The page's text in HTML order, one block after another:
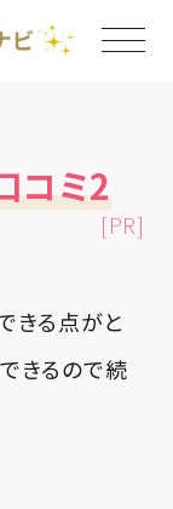
コミ2
[PR]
きる点がと
きるので続